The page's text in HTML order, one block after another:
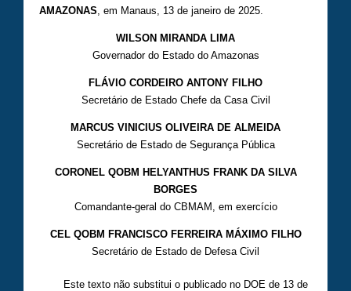
AMAZONAS , em Manaus, 13 de janeiro de 2025.
WILSON MIRANDA LIMA
Governador do Estado do Amazonas
FLÁVIO CORDEIRO ANTONY FILHO
Secretário de Estado Chefe da Casa Civil
MARCUS VINICIUS OLIVEIRA DE ALMEIDA
Secretário de Estado de Segurança Pública
CORONEL QOBM HELYANTHUS FRANK DA SILVA
BORGES
Comandante-geral do CBMAM, em exercício
CEL QOBM FRANCISCO FERREIRA MÁXIMO FILHO
Secretário de Estado de Defesa Civil
Este texto não substitui o publicado no DOE de 13 de